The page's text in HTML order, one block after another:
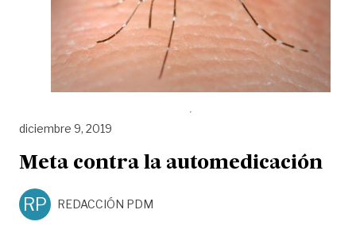
diciembre 9, 2019
Meta contra la automedicación
RP REDACCIÓN PDM